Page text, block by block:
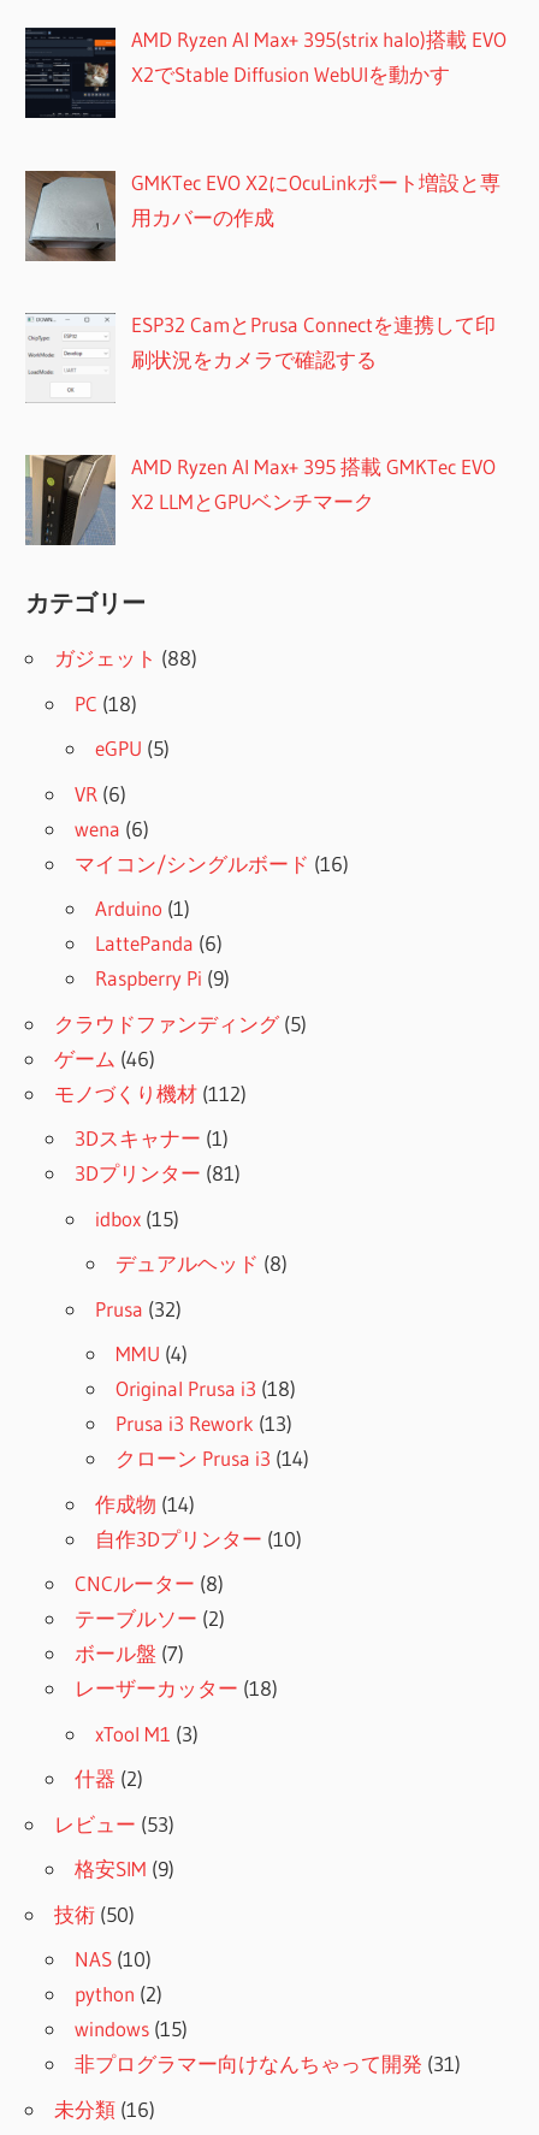
AMD Ryzen AI Max+ 395(strix halo)搭載 EVO
X2でStable Diffusion WebUIを動かす
GMKTec EVO X2にOcuLinkポート増設と専
用カバーの作成
ESP32 CamとPrusa Connectを連携して印
刷状況をカメラで確認する
AMD Ryzen AI Max+ 395 搭載 GMKTec EVO
X2 LLMとGPUベンチマーク
カテゴリー
ガジェット (88)
PC (18)
eGPU (5)
VR (6)
wena (6)
マイコン/シングルボード (16)
Arduino (1)
LattePanda (6)
Raspberry Pi (9)
クラウドファンディング(5)
ゲーム (46)
モノづくり機材 (112)
3Dスキャナー (1)
3Dプリンター (81)
idbox (15)
デュアルヘッド (8)
Prusa (32)
MMU (4)
Original Prusa i3 (18)
Prusa i3 Rework (13)
クローン Prusa i3 (14)
作成物 (14)
自作3Dプリンター (10)
CNCルーター (8)
テーブルソー (2)
ボール盤 (7)
レーザーカッター (18)
xTool M1 (3)
什器 (2)
レビュー (53)
格安SIM (9)
技術 (50)
NAS (10)
python (2)
windows (15)
非プログラマー向けなんちゃって開発 (31)
未分類 (16)